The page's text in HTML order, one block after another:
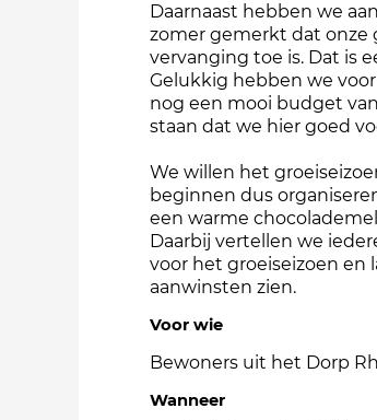
Daarnaast hebben we
zomer gemerkt dat onze
vervanging toe is. Dat is
Gelukkig hebben we
nog een mooi budget
staan dat we hier goed
We willen het
beginnen dus
een warme
Daarbij vertellen we
voor het groeiseizoen en
aanwinsten zien.
Voor wie
Bewoners uit het Dorp
Wanneer